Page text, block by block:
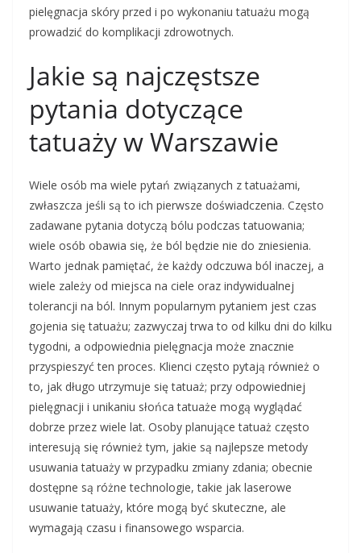
pielęgnacja skóry przed i po wykonaniu tatuażu mogą
prowadzić do komplikacji zdrowotnych.
Jakie są najczęstsze
pytania dotyczące
tatuaży w Warszawie
Wiele osób ma wiele pytań związanych z tatuażami,
zwłaszcza jeśli są to ich pierwsze doświadczenia. Często
zadawane pytania dotyczą bólu podczas tatuowania;
wiele osób obawia się, że ból będzie nie do zniesienia.
Warto jednak pamiętać, że każdy odczuwa ból inaczej, a
wiele zależy od miejsca na ciele oraz indywidualnej
tolerancji na ból. Innym popularnym pytaniem jest czas
gojenia się tatuażu; zazwyczaj trwa to od kilku dni do kilku
tygodni, a odpowiednia pielęgnacja może znacznie
przyspieszyć ten proces. Klienci często pytają również o
to, jak długo utrzymuje się tatuaż; przy odpowiedniej
pielęgnacji i unikaniu słońca tatuaże mogą wyglądać
dobrze przez wiele lat. Osoby planujące tatuaż często
interesują się również tym, jakie są najlepsze metody
usuwania tatuaży w przypadku zmiany zdania; obecnie
dostępne są różne technologie, takie jak laserowe
usuwanie tatuaży, które mogą być skuteczne, ale
wymagają czasu i finansowego wsparcia.